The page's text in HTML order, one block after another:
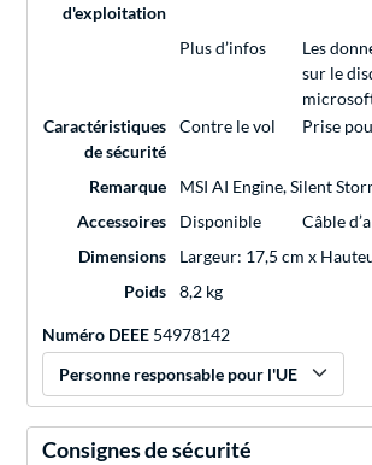
d'exploitation
Plus d’infos
Les
sur le
Caractéristiques
de sécurité
Contre le vol Prise
Remarque
MSI AI Engine, Silent
Accessoires
Disponible
Câble
Dimensions
Largeur: 17,5 cm x
Poids
8,2 kg
Numéro DEEE 54978142
Personne responsable pour l'UE
Consignes de sécurité